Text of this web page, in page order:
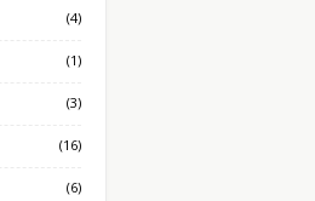
(4)
(1)
(3)
(16)
(6)